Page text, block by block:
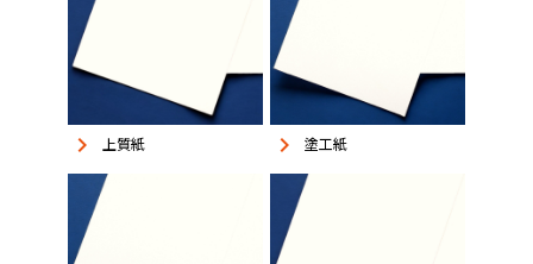
keyboard_arrow_right 上質紙 keyboard_arrow_right 塗工紙